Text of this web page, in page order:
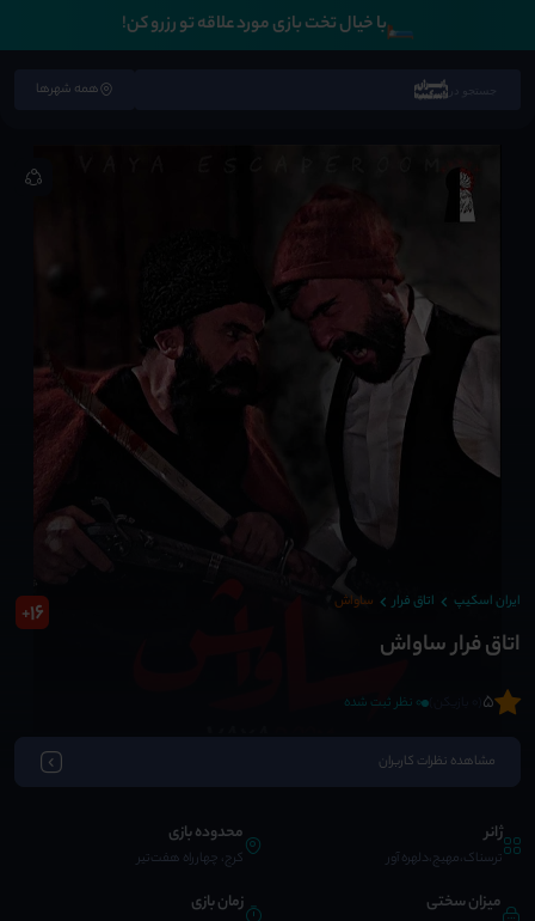
🛏️با خیال تخت بازی مورد علاقه تو رزرو کن!
همه شهرها
ایران اسکیپ اتاق فرار ساواش
اتاق فرار ساواش
16
+
5 0 نظر ثبت شده
مشاهده نظرات کاربران
ژانر
ترسناک،مهیج،دلهره آور
محدوده بازی
کرج، چهارراه هفت‌تیر
میزان سختی زمان بازی